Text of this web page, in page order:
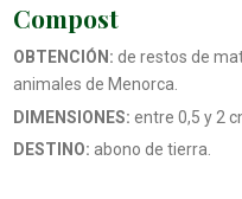
Compost
OBTENCIÓN: de restos de
animales de Menorca.
DIMENSIONES: entre 0,5 y 2
DESTINO: abono de tierra.